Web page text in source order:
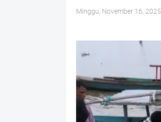
Minggu, November 16, 2025